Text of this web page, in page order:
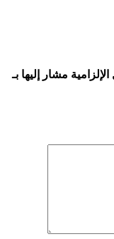
الإلزامية مشار إليها بـ